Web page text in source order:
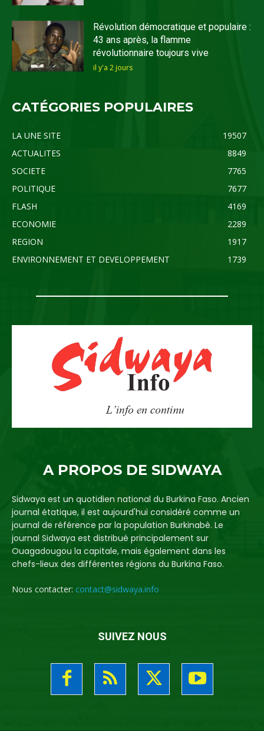
Révolution démocratique et populaire :
43 ans après, la flamme
révolutionnaire toujours vive
il y'a 2 jours
CATÉGORIES POPULAIRES
LA UNE SITE
19507
ACTUALITES
8849
SOCIETE
7765
POLITIQUE
7677
FLASH
4169
ECONOMIE
2289
REGION
1917
ENVIRONNEMENT ET DEVELOPPEMENT
1739
A PROPOS DE SIDWAYA
Sidwaya est un quotidien national du Burkina Faso. Ancien
journal étatique, il est aujourd'hui considéré comme un
journal de référence par la population Burkinabè. Le
journal Sidwaya est distribué principalement sur
Ouagadougou la capitale, mais également dans les
chefs-lieux des différentes régions du Burkina Faso.
Nous contacter: contact@sidwaya.info
SUIVEZ NOUS